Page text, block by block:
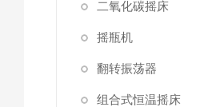
二氧化碳摇床
摇瓶机
翻转振荡器
组合式恒温摇床